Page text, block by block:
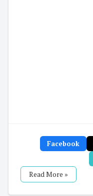
Facebook
Read More »